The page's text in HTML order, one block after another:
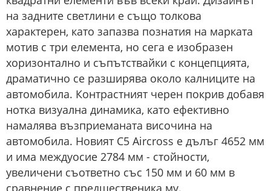
на задните светлини е също толкова
характерен, като запазва познатия на марката
мотив с три елемента, но сега е изобразен
хоризонтално и съпътствайки с концепцията,
драматично се разширява около калниците на
автомобила. Контрастният черен покрив добавя
нотка визуална динамика, като ефективно
намалява възприеманата височина на
автомобила. Новият C5 Aircross е дълъг 4652 мм
и има междуосие 2784 мм - стойности,
увеличени съответно със 150 мм и 60 мм в
сравнение с предшественика му.